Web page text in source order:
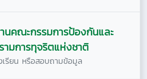
นคณะกรรมการป้องกันและ
ามการทุจริตแห่งชาติ
เรียน หรือสอบถามข้อมูล